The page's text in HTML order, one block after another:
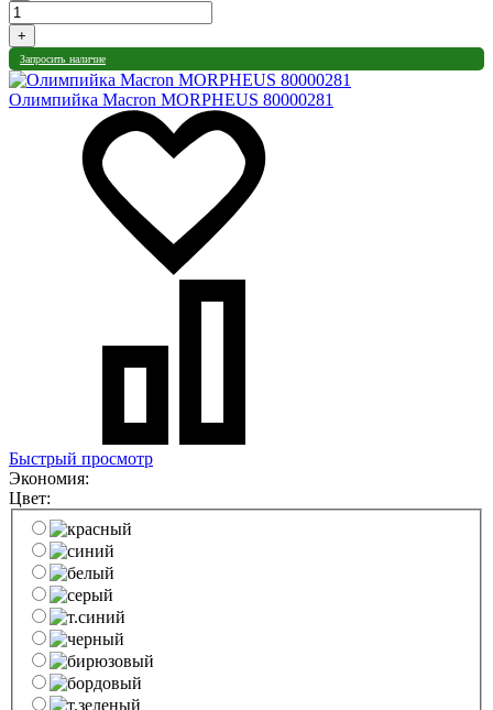
+
Запросить наличие
Олимпийка Macron MORPHEUS 80000281
Быстрый просмотр
Экономия:
Цвет: